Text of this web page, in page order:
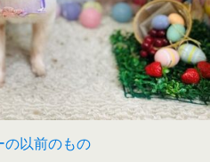
の以前のもの